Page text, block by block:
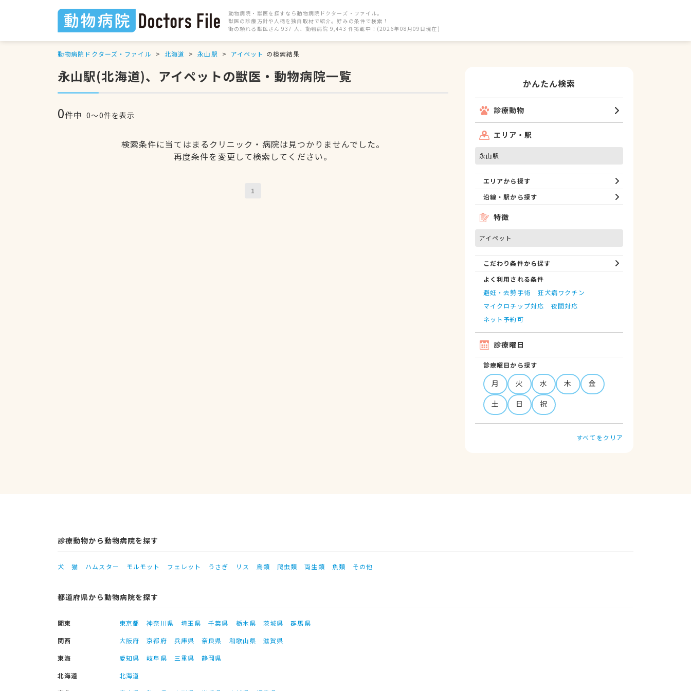
動物病院・獣医を探すなら動物病院ドクターズ・ファイル。
獣医の診療方針や人柄を独自取材で紹介。好みの条件で検索！
街の頼れる獣医さん 937 人、動物病院 9,443 件掲載中！(2026年08月09日現在)
動物病院ドクターズ・ファイル 北海道 永山駅 アイペット の検索結果
永山駅(北海道)、アイペットの獣医・動物病院一覧
0件中 0〜0件を表示
検索条件に当てはまるクリニック・病院は見つかりませんでした。
再度条件を変更して検索してください。
1
かんたん検索
診療動物
エリア・駅
永山駅
エリアから探す
沿線・駅から探す
特徴
アイペット
こだわり条件から探す
よく利用される条件
避妊・去勢手術
狂犬病ワクチン
マイクロチップ対応
夜間対応
ネット予約可
診療曜日
診療曜日から探す
月 火 水 木
金
土
日 祝
すべてをクリア
診療動物から動物病院を探す
犬 猫 ハムスター モルモット フェレット うさぎ リス 鳥類 爬虫類 両生類 魚類 その他
都道府県から動物病院を探す
関東 東京都 神奈川県 埼玉県 千葉県 栃木県 茨城県
群馬県
関西
大阪府 京都府 兵庫県 奈良県 和歌山県
滋賀県
東海
愛知県 岐阜県 三重県
静岡県
北海道
北海道